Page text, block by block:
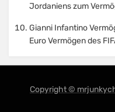
Jordaniens zum
Gianni Infantino
Euro Vermögen des
Copyright ©